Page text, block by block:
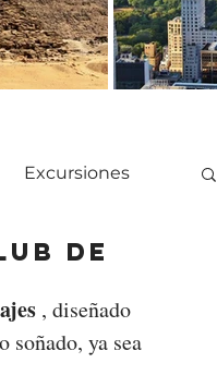
Excursiones
de
, diseñado
ya sea